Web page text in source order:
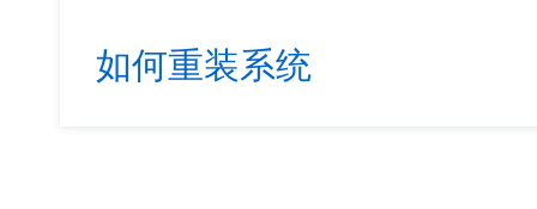
如何重装系统